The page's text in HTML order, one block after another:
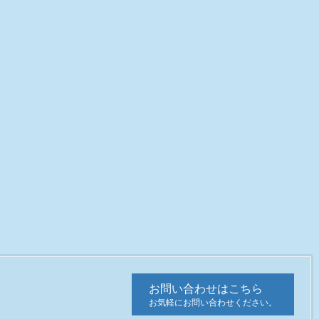
お問い合わせはこちら
お気軽にお問い合わせください。